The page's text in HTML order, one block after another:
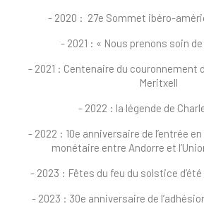
- 2020 : 27e Sommet ibéro-
- 2021 : « Nous prenons soin
- 2021 : Centenaire du couronnement
Meritxell
- 2022 : la légende de
- 2022 : 10e anniversaire de l’entrée
monétaire entre Andorre et
- 2023 : Fêtes du feu du solstice
- 2023 : 30e anniversaire de l’adhésion